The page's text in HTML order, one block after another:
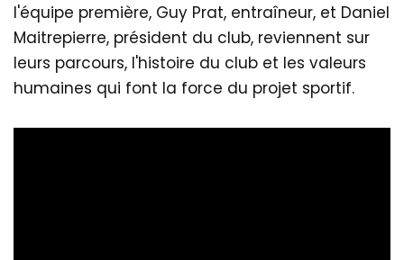
l'équipe première, Guy Prat, entraîneur, et Daniel
Maitrepierre, président du club, reviennent sur
leurs parcours, l'histoire du club et les valeurs
humaines qui font la force du projet sportif.